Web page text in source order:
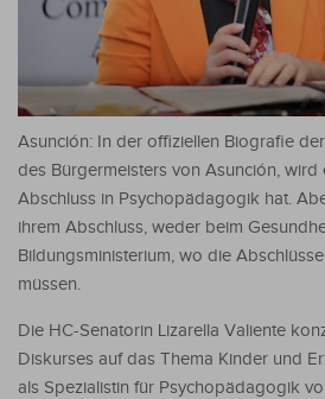
Asunción: In der offiziellen Biografie
des Bürgermeisters von Asunción, wird
Abschluss in Psychopädagogik hat.
ihrem Abschluss, weder beim
Bildungsministerium, wo die
müssen.
Die HC-Senatorin Lizarella Valiente
Diskurses auf das Thema Kinder und
als Spezialistin für Psychopädagogik